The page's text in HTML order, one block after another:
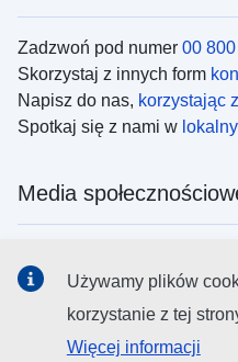
Zadzwoń pod numer 00
Skorzystaj z innych form
Napisz do nas, korzystając
Spotkaj się z nami w
Media
Instytucje i organy UE
Używamy plików
korzystanie z tej
Więcej informacji